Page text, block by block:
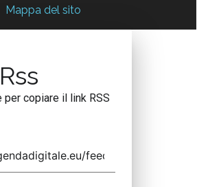
Mappa del sito
copiare il link RSS